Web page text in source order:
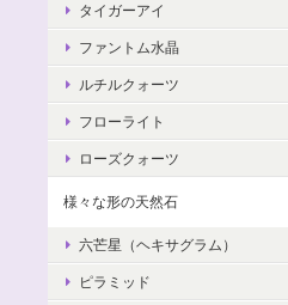
タイガーアイ
ファントム水晶
ルチルクォーツ
フローライト
ローズクォーツ
様々な形の天然石
六芒星（ヘキサグラム）
ピラミッド